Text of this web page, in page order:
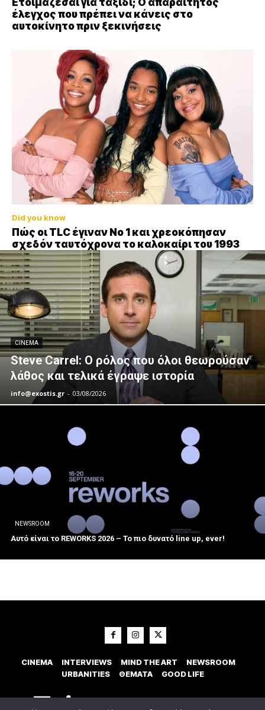
έλεγχος που πρέπει να κάνεις στο
αυτοκίνητο πριν ξεκινήσεις
Did you know
Πώς οι TLC έγιναν Νο 1 και χρεοκόπησαν
σχεδόν ταυτόχρονα το καλοκαίρι του 1993
CINEMA
Steve Carrel: Ο ρόλος που όλοι θεωρούσαν
λάθος και τελικά έγραψε ιστορία
info@exostis.gr - 03/08/2026
NEWSROOM
Αυτό είναι το REWORKS 2026 – Το πιο δυνατό line up, ever!
CINEMA INTERVIEWS MIND THE ART
NEWSROOM
URBANITIES
ΘΕΜΑΤΑ GOOD LIFE